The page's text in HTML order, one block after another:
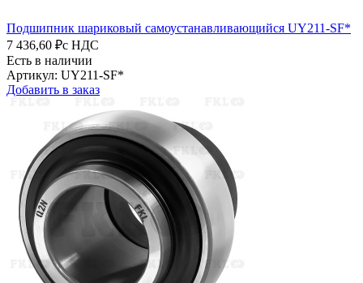
Подшипник шариковый самоустанавливающийся UY211-SF*
7 436,60 ₽с НДС
Есть в наличии
Артикул: UY211-SF*
Добавить в заказ